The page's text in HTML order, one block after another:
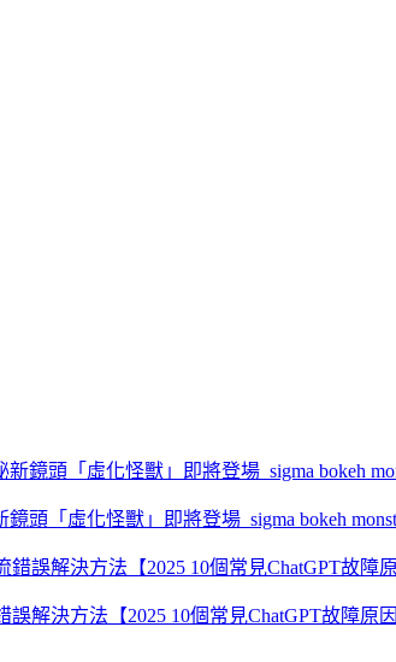
頭「虛化怪獸」即將登場_sigma bokeh
誤解決方法【2025 10個常見ChatGPT故障原